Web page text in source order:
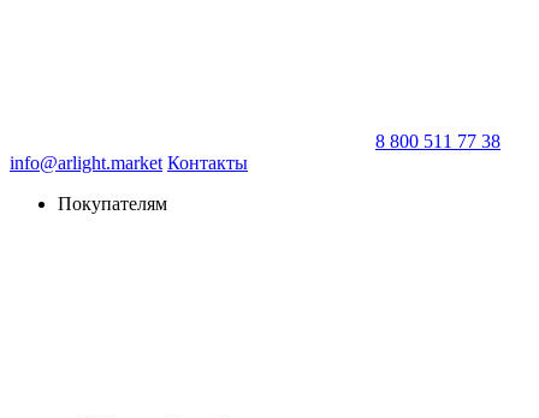
8 800 511 77 38
info@arlight.market Контакты
Покупателям